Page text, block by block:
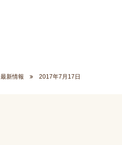
最新情報 2017年7月17日